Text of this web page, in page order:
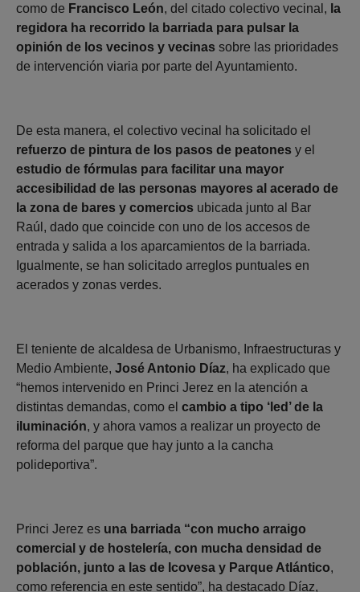
como de Francisco León, del citado colectivo vecinal, la
regidora ha recorrido la barriada para pulsar la
opinión de los vecinos y vecinas sobre las prioridades
de intervención viaria por parte del Ayuntamiento.
De esta manera, el colectivo vecinal ha solicitado el
refuerzo de pintura de los pasos de peatones y el
estudio de fórmulas para facilitar una mayor
accesibilidad de las personas mayores al acerado de
la zona de bares y comercios ubicada junto al Bar
Raúl, dado que coincide con uno de los accesos de
entrada y salida a los aparcamientos de la barriada.
Igualmente, se han solicitado arreglos puntuales en
acerados y zonas verdes.
El teniente de alcaldesa de Urbanismo, Infraestructuras y
Medio Ambiente, José Antonio Díaz, ha explicado que
“hemos intervenido en Princi Jerez en la atención a
distintas demandas, como el cambio a tipo ‘led’ de la
iluminación, y ahora vamos a realizar un proyecto de
reforma del parque que hay junto a la cancha
polideportiva”.
Princi Jerez es una barriada “con mucho arraigo
comercial y de hostelería, con mucha densidad de
población, junto a las de Icovesa y Parque Atlántico,
como referencia en este sentido”, ha destacado Díaz,